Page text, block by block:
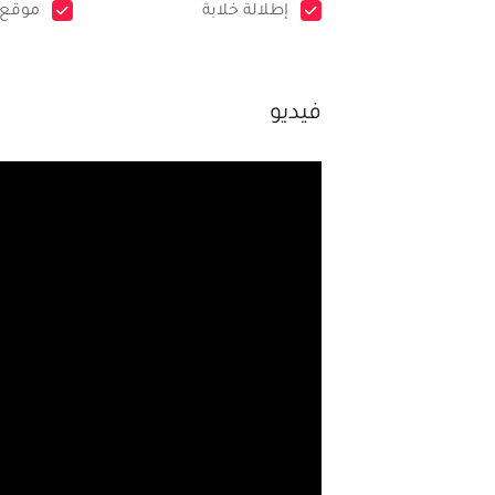
إطلالة خلابة
فيديو